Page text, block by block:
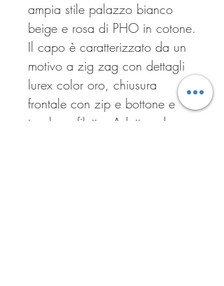
ampia stile palazzo bianco
beige e rosa di PHO in cotone.
Il capo è caratterizzato da un
motivo a zig zag con dettagli
lurex color oro, chiusura
frontale con zip e bottone e
tasche a filetto. Adatto ad